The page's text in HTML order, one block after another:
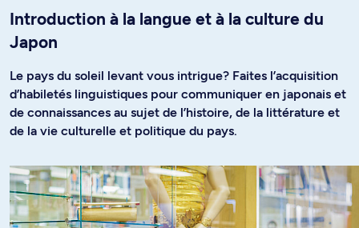
Introduction à la langue et à la culture du
Japon
Le pays du soleil levant vous intrigue? Faites l’acquisition
d’habiletés linguistiques pour communiquer en japonais et
de connaissances au sujet de l’histoire, de la littérature et
de la vie culturelle et politique du pays.